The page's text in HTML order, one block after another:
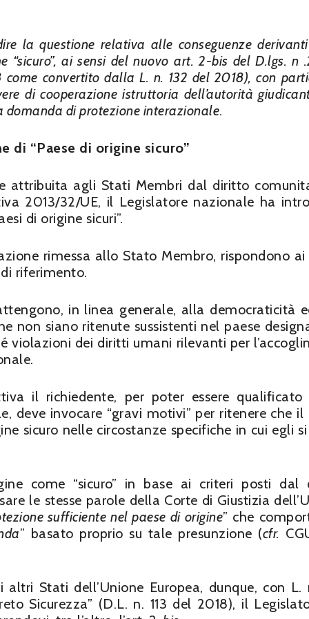
la questione relativa alle conseguenze
“sicuro”, ai sensi del nuovo art. 2-bis del D.lgs. n
convertito dalla L. n. 132 del 2018), con
di cooperazione istruttoria dell’autorità
di protezione interazionale.
di “Paese di origine sicuro”
attribuita agli Stati Membri dal diritto
2013/32/UE, il Legislatore nazionale ha
di origine sicuri”.
rimessa allo Stato Membro, rispondono
riferimento.
in linea generale, alla democraticità
non siano ritenute sussistenti nel paese
violazioni dei diritti umani rilevanti per
il richiedente, per poter essere qualificato
deve invocare “gravi motivi” per ritenere che il
sicuro nelle circostanze specifiche in cui egli
come “sicuro” in base ai criteri posti dal
le stesse parole della Corte di Giustizia
sufficiente nel paese di origine” che
” basato proprio su tale presunzione (cfr.
Stati dell’Unione Europea, dunque, con L.
Sicurezza” (D.L. n. 113 del 2018), il